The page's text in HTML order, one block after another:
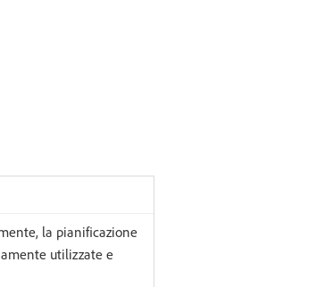
la pianificazione
utilizzate e